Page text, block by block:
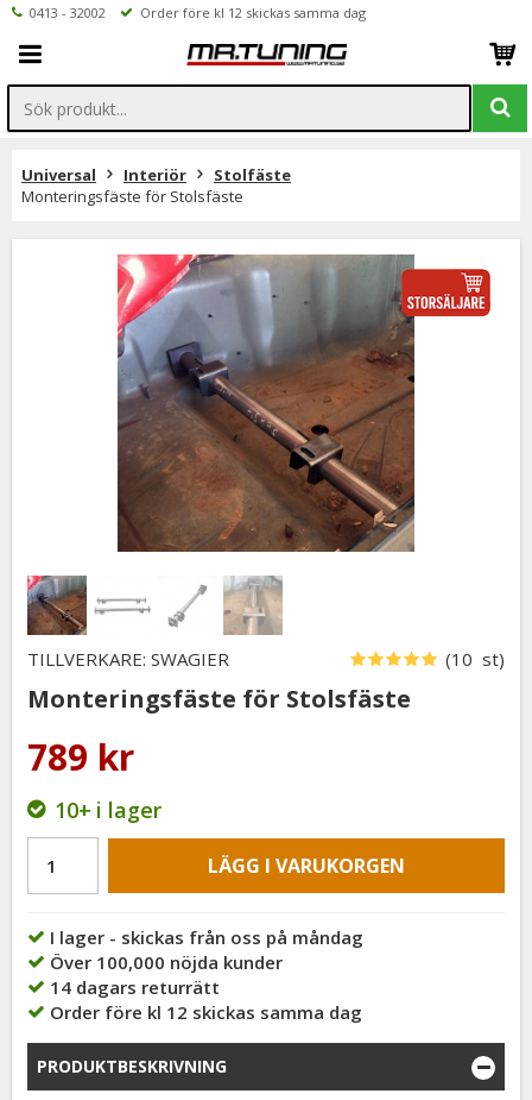
0413 - 32002 Order före kl 12 skickas samma dag
Universal Interiör
Stolfäste
Monteringsfäste för Stolsfäste
TILLVERKARE: SWAGIER (10 st)
Monteringsfäste för Stolsfäste
789 kr
10+ i lager
LÄGG I VARUKORGEN
I lager - skickas från oss på måndag
Över 100,000 nöjda kunder
14 dagars returrätt
Order före kl 12 skickas samma dag
PRODUKTBESKRIVNING